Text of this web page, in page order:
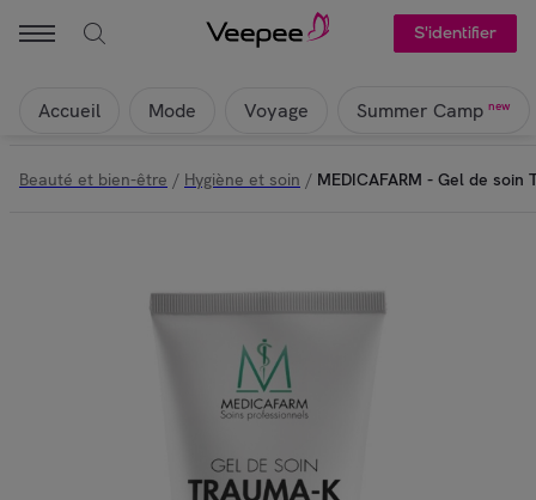
S'identifier
Accueil Mode Voyage Summer Camp new
Beauté et bien-être / Hygiène et soin / MEDICAFARM - Gel de